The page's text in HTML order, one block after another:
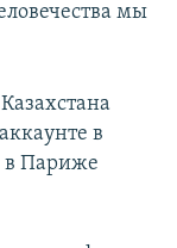
мы
в
в Париже